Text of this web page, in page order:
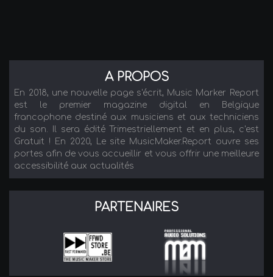
A PROPOS
En 2018, une nouvelle page s'écrit, Music Marker Report
est le premier magazine digital en Belgique
francophone destiné aux musiciens et aux techniciens
du son. Il sera édité Trimestriellement et en plus, c'est
Gratuit ! En 2020, Le site MusicMaker.Report ouvre ses
portes afin de vous accueillir et vous offrir une meilleure
accessibilité aux actualités
PARTENAIRES